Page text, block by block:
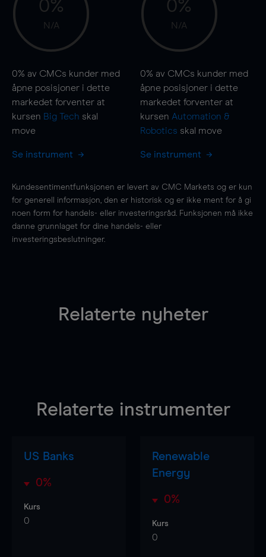
0%
N/A
0% av CMCs kunder med
åpne posisjoner i dette
markedet forventer at
kursen Big Tech skal
move
Se instrument
0%
N/A
0% av CMCs kunder med
åpne posisjoner i dette
markedet forventer at
kursen Automation &
Robotics skal move
Se instrument
Kundesentimentfunksjonen er levert av CMC Markets og er kun
for generell informasjon, den er historisk og er ikke ment for å gi
noen form for handels- eller investeringsråd. Funksjonen må ikke
danne grunnlaget for dine handels- eller
investeringsbeslutninger.
Relaterte nyheter
Relaterte instrumenter
US Banks
0%
Kurs
0
Renewable
Energy
0%
Kurs
0